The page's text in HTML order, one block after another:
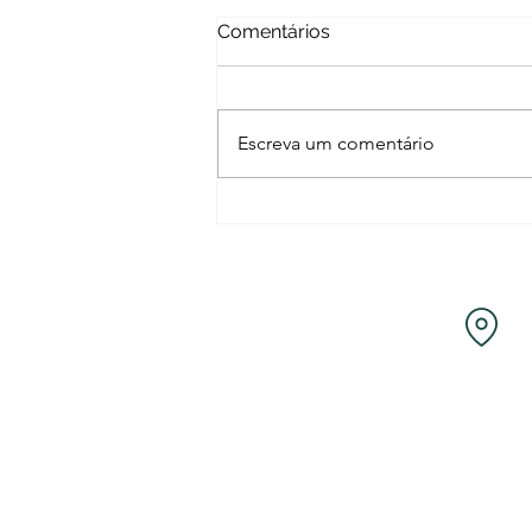
Comentários
Escreva um comentário